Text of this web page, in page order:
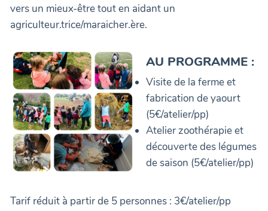
vers un mieux-être tout en aidant un
agriculteur.trice/maraicher.ère.
AU PROGRAMME :
Visite de la ferme et
fabrication de yaourt
(5€/atelier/pp)
Atelier zoothérapie et
découverte des légumes
de saison (5€/atelier/pp)
Tarif réduit à partir de 5 personnes : 3€/atelier/pp